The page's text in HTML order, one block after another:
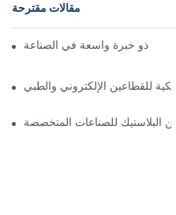
مقالات مقترحة
ذو خبرة واسعة في الصناعة
للقطاعين الإلكتروني والطبي
البلاستيك للصناعات المتخصصة